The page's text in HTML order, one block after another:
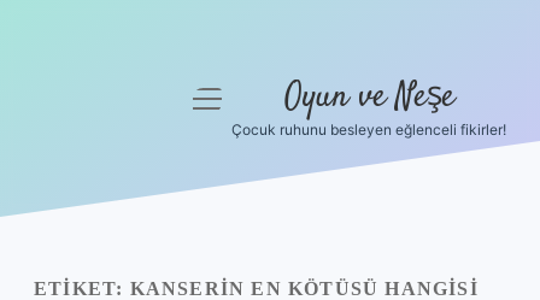
Yasal Uyarı
menüyü
Oyun ve Neşe
Çocuk ruhunu besleyen eğlenceli fikirler!
ETIKET: KANSERIN EN KÖTÜSÜ HANGISI